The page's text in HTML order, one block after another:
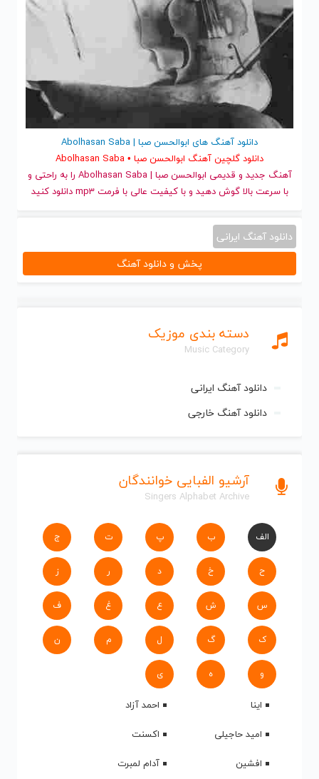
دسته بندی موزیک
Music Category
دانلود آهنگ ایرانی
دانلود آهنگ خارجی
آرشیو الفبایی خوانندگان
Singers Alphabet Archive
الف ب پ ت ج
ح خ د ر ز
س ش ع غ ف
ک گ ل م ن
و ه ی
اینا
احمد آزاد
امید حاجیلی
اکسنت
افشین
آدام لمبرت
دانلود آهنگ های ابوالحسن صبا | Abolhasan Saba
دانلود گلچین آهنگ ابوالحسن صبا • Abolhasan Saba
آهنگ جدید
و قدیمی ابوالحسن صبا | Abolhasan Saba را به راحتی و
با سرعت بالا گوش دهید و با کیفیت عالی با فرمت mp3 دانلود کنید
دانلود آهنگ ایرانی
پخش و دانلود آهنگ